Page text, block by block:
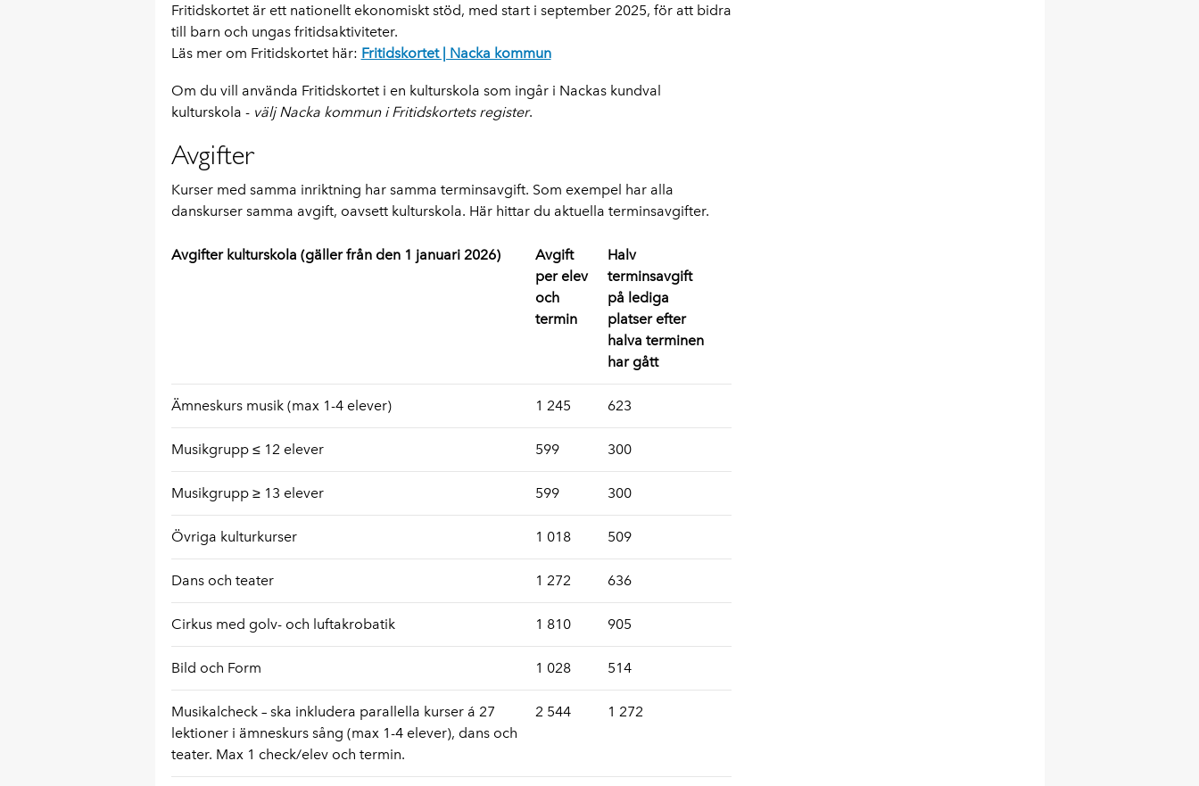
Fritidskortet är ett nationellt ekonomiskt stöd, med start i september 2025, för att bidra
till barn och ungas fritidsaktiviteter.
Läs mer om Fritidskortet här: Fritidskortet | Nacka kommun
Om du vill använda Fritidskortet i en kulturskola som ingår i Nackas kundval
kulturskola - välj Nacka kommun i Fritidskortets register.
Avgifter
Kurser med samma inriktning har samma terminsavgift. Som exempel har alla
danskurser samma avgift, oavsett kulturskola. Här hittar du aktuella terminsavgifter.
Avgifter kulturskola (gäller från den 1 januari 2026)
Avgift
per elev
och
termin
Halv
terminsavgift
på lediga
platser efter
halva terminen
har gått
Ämneskurs musik (max 1-4 elever) 1 245 623
Musikgrupp ≤ 12 elever 599 300
Musikgrupp ≥ 13 elever 599 300
Övriga kulturkurser 1 018 509
Dans och teater 1 272 636
Cirkus med golv- och luftakrobatik 1 810 905
Bild och Form 1 028 514
Musikalcheck – ska inkludera parallella kurser á 27
lektioner i ämneskurs sång (max 1-4 elever), dans och
teater. Max 1 check/elev och termin.
2 544 1 272